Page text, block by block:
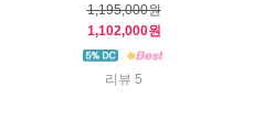
1,195,000원
1,102,000원
리뷰 5